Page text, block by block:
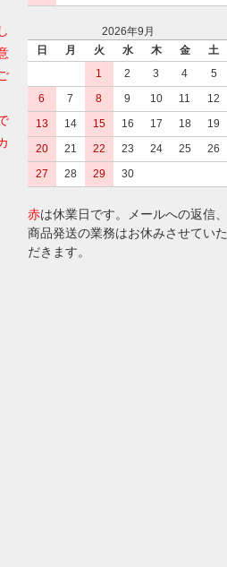
2026年9月
日
月 火 水 木 金
土
1
2 3 4
5
6
7 8 9 10 11
12
13
14 15 16 17 18
19
20
21 22 23 24 25
26
27
28 29 30
赤は休業日です。メールへの返信、
商品発送の業務はお休みさせていた
だきます。